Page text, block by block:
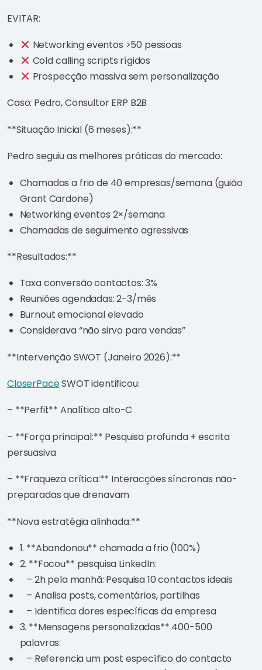
EVITAR:
Networking eventos >50 pessoas
Cold calling scripts rígidos
Prospecção massiva sem personalização
Caso: Pedro, Consultor ERP B2B
**Situação Inicial (6 meses):**
Pedro seguiu as melhores práticas do mercado:
Chamadas a frio de 40 empresas/semana (guião
Grant Cardone)
Networking eventos 2×/semana
Chamadas de seguimento agressivas
**Resultados:**
Taxa conversão contactos: 3%
Reuniões agendadas: 2-3/mês
Burnout emocional elevado
Considerava “não sirvo para vendas”
**Intervenção SWOT (Janeiro 2026):**
CloserPaceSWOT identificou:
– **Perfil:** Analítico alto-C
– **Força principal:** Pesquisa profunda + escrita
persuasiva
– **Fraqueza crítica:** Interacções síncronas não-
preparadas que drenavam
**Nova estratégia alinhada:**
1. **Abandonou** chamada a frio (100%)
2. **Focou** pesquisa LinkedIn:
– 2h pela manhã: Pesquisa 10 contactos ideais
– Analisa posts, comentários, partilhas
– Identifica dores específicas da empresa
3. **Mensagens personalizadas** 400-500
palavras:
– Referencia um post específico do contacto